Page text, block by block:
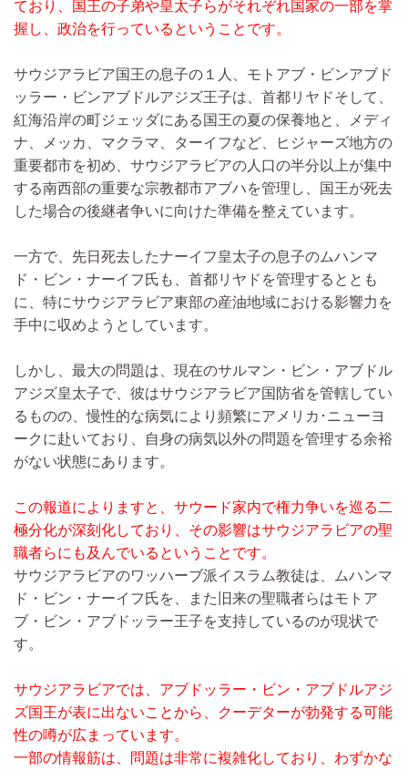
ており、国王の子弟や皇太子らがそれぞれ国家の一部を掌
握し、政治を行っているということです。
サウジアラビア国王の息子の１人、モトアブ・ビンアブド
ッラー・ビンアブドルアジズ王子は、首都リヤドそして、
紅海沿岸の町ジェッダにある国王の夏の保養地と、メディ
ナ、メッカ、マクラマ、ターイフなど、ヒジャーズ地方の
重要都市を初め、サウジアラビアの人口の半分以上が集中
する南西部の重要な宗教都市アブハを管理し、国王が死去
した場合の後継者争いに向けた準備を整えています。
一方で、先日死去したナーイフ皇太子の息子のムハンマ
ド・ビン・ナーイフ氏も、首都リヤドを管理するととも
に、特にサウジアラビア東部の産油地域における影響力を
手中に収めようとしています。
しかし、最大の問題は、現在のサルマン・ビン・アブドル
アジズ皇太子で、彼はサウジアラビア国防省を管轄してい
るものの、慢性的な病気により頻繁にアメリカ･ニューヨ
ークに赴いており、自身の病気以外の問題を管理する余裕
がない状態にあります。
この報道によりますと、サウード家内で権力争いを巡る二
極分化が深刻化しており、その影響はサウジアラビアの聖
職者らにも及んでいるということです。
サウジアラビアのワッハーブ派イスラム教徒は、ムハンマ
ド・ビン・ナーイフ氏を、また旧来の聖職者らはモトア
ブ・ビン・アブドッラー王子を支持しているのが現状で
す。
サウジアラビアでは、アブドッラー・ビン・アブドルアジ
ズ国王が表に出ないことから、クーデターが勃発する可能
性の噂が広まっています。
一部の情報筋は、問題は非常に複雑化しており、わずかな